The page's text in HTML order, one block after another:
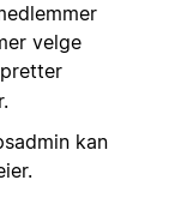
velge
kan